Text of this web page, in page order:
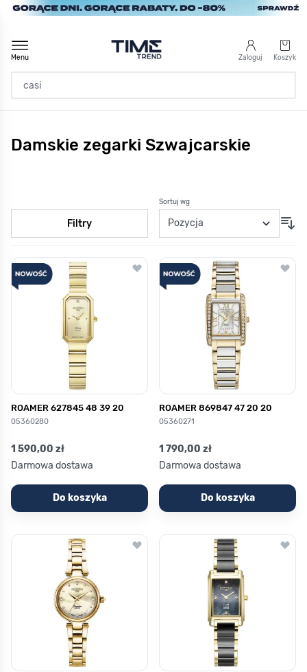
Przejdź do treści
Zaloguj Koszyk
Menu
/ Damskie
Damskie zegarki Szwajcarskie
Filtry
Sortuj wg
ROAMER 627845 48 39 20
05360280
1 590,00 zł
Darmowa dostawa
Do koszyka
ROAMER 869847 47 20 20
05360271
1 790,00 zł
Darmowa dostawa
Do koszyka